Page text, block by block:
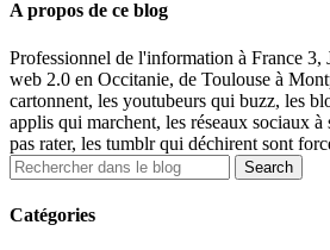
A propos de ce blog
Professionnel de l'information à France 3,
web 2.0 en Occitanie, de Toulouse à
cartonnent, les youtubeurs qui buzz, les
applis qui marchent, les réseaux sociaux à
pas rater, les tumblr qui déchirent sont
Catégories